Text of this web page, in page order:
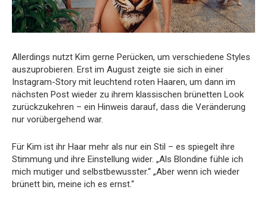
Allerdings nutzt Kim gerne Perücken, um verschiedene Styles
auszuprobieren. Erst im August zeigte sie sich in einer
Instagram-Story mit leuchtend roten Haaren, um dann im
nächsten Post wieder zu ihrem klassischen brünetten Look
zurückzukehren – ein Hinweis darauf, dass die Veränderung
nur vorübergehend war.
Für Kim ist ihr Haar mehr als nur ein Stil – es spiegelt ihre
Stimmung und ihre Einstellung wider. „Als Blondine fühle ich
mich mutiger und selbstbewusster.“ „Aber wenn ich wieder
brünett bin, meine ich es ernst.“